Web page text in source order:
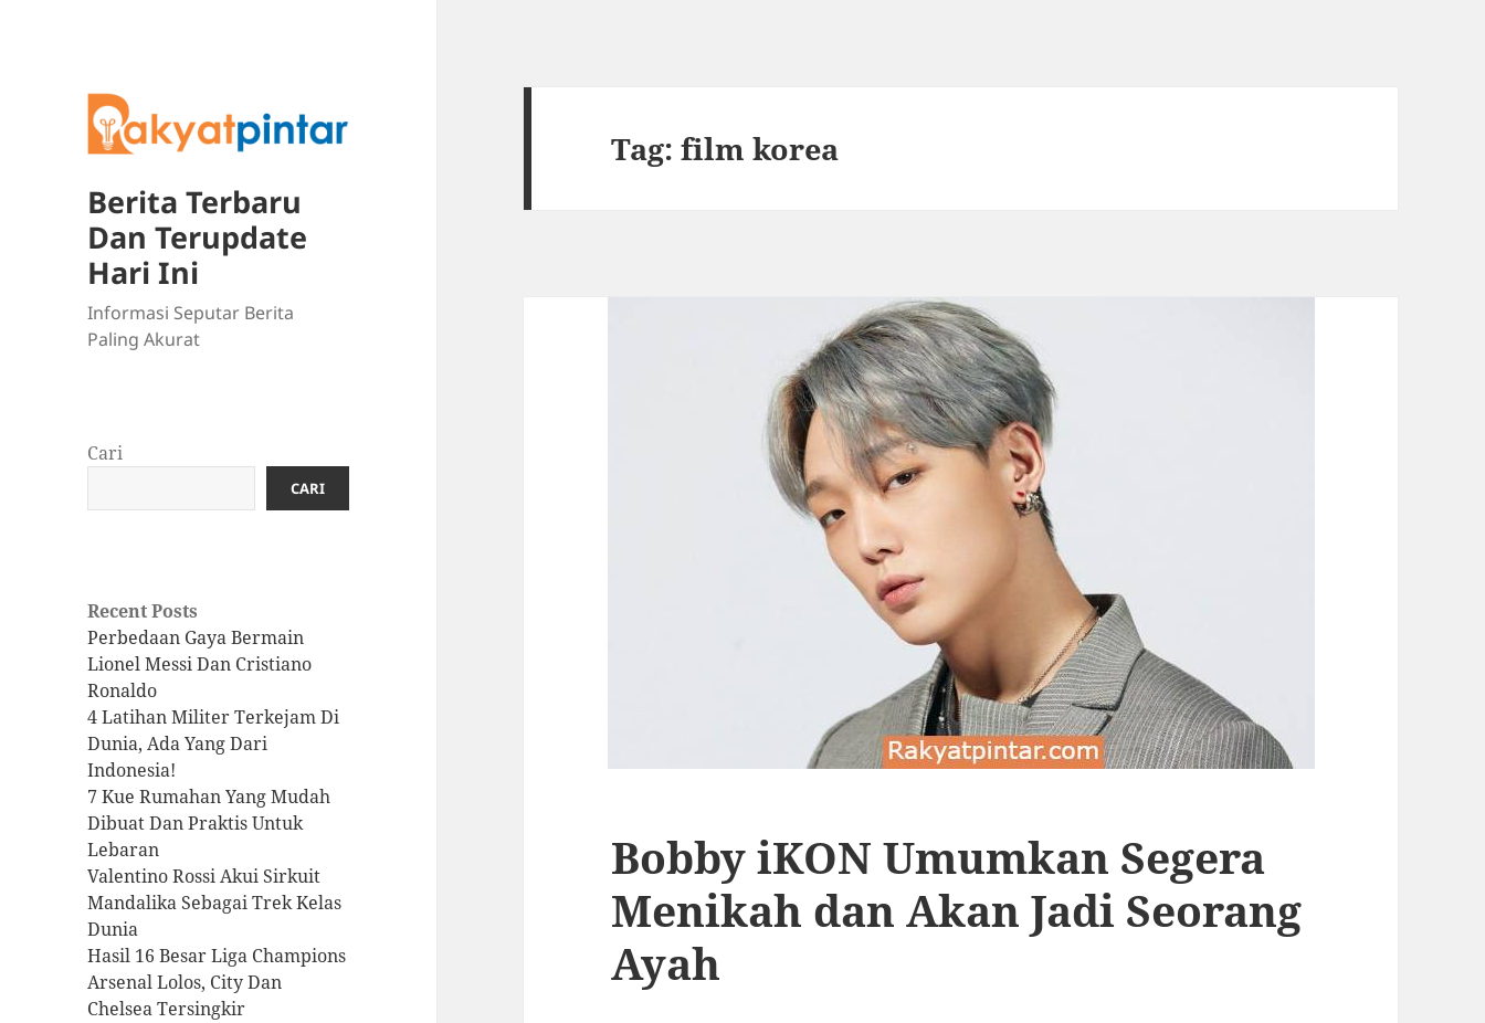
Berita Terbaru
Dan Terupdate
Hari Ini
Informasi Seputar Berita
Paling Akurat
Cari
CARI
Recent Posts
Perbedaan Gaya Bermain
Lionel Messi Dan Cristiano
Ronaldo
4 Latihan Militer Terkejam Di
Dunia, Ada Yang Dari
Indonesia!
7 Kue Rumahan Yang Mudah
Dibuat Dan Praktis Untuk
Lebaran
Valentino Rossi Akui Sirkuit
Mandalika Sebagai Trek Kelas
Dunia
Hasil 16 Besar Liga Champions
Arsenal Lolos, City Dan
Chelsea Tersingkir
Tag:film korea
Bobby iKON Umumkan Segera
Menikah dan Akan Jadi Seorang
Ayah